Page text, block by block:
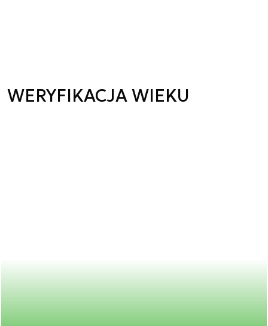
WERYFIKACJA WIEKU